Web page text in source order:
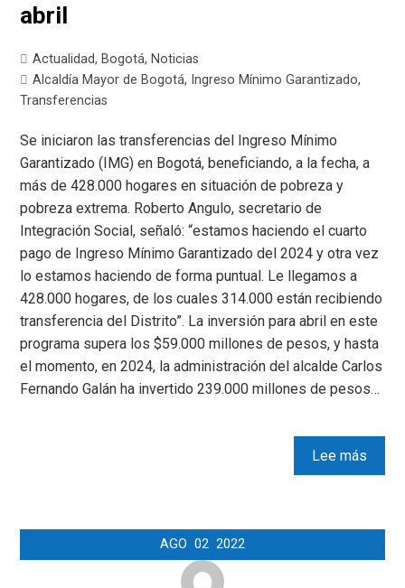
abril
Actualidad, Bogotá, Noticias
Alcaldía Mayor de Bogotá, Ingreso Mínimo Garantizado,
Transferencias
Se iniciaron las transferencias del Ingreso Mínimo
Garantizado (IMG) en Bogotá, beneficiando, a la fecha, a
más de 428.000 hogares en situación de pobreza y
pobreza extrema. Roberto Angulo, secretario de
Integración Social, señaló: “estamos haciendo el cuarto
pago de Ingreso Mínimo Garantizado del 2024 y otra vez
lo estamos haciendo de forma puntual. Le llegamos a
428.000 hogares, de los cuales 314.000 están recibiendo
transferencia del Distrito”. La inversión para abril en este
programa supera los $59.000 millones de pesos, y hasta
el momento, en 2024, la administración del alcalde Carlos
Fernando Galán ha invertido 239.000 millones de pesos…
Lee más
AGO 02 2022